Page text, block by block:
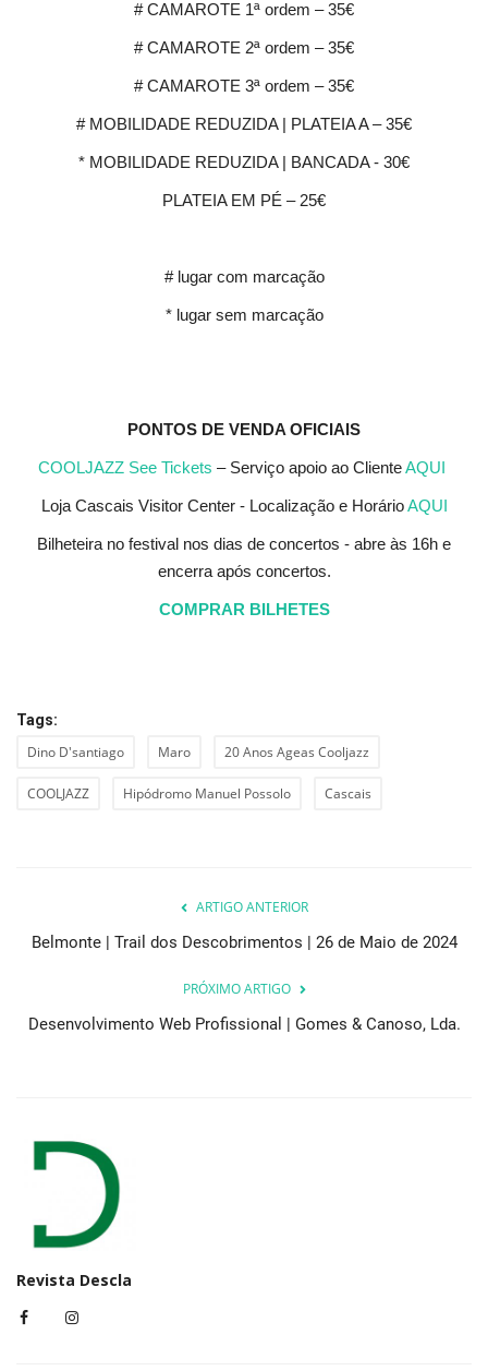
# CAMAROTE 1ª ordem – 35€
# CAMAROTE 2ª ordem – 35€
# CAMAROTE 3ª ordem – 35€
# MOBILIDADE REDUZIDA | PLATEIA A – 35€
* MOBILIDADE REDUZIDA | BANCADA - 30€
PLATEIA EM PÉ – 25€
# lugar com marcação
* lugar sem marcação
PONTOS DE VENDA OFICIAIS
COOLJAZZ See Tickets – Serviço apoio ao ClienteAQUI
Loja Cascais Visitor Center - Localização e HorárioAQUI
Bilheteira no festival nos dias de concertos - abre às 16h e
encerra após concertos.
COMPRAR BILHETES
Tags:
Dino D'santiago Maro 20 Anos Ageas Cooljazz
COOLJAZZ Hipódromo Manuel Possolo Cascais
ARTIGO ANTERIOR
Belmonte | Trail dos Descobrimentos | 26 de Maio de 2024
PRÓXIMO ARTIGO
Desenvolvimento Web Profissional | Gomes & Canoso, Lda.
Revista Descla